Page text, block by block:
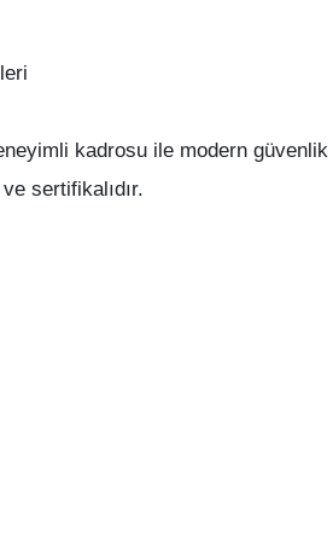
kadrosu ile modern
sertifikalıdır.